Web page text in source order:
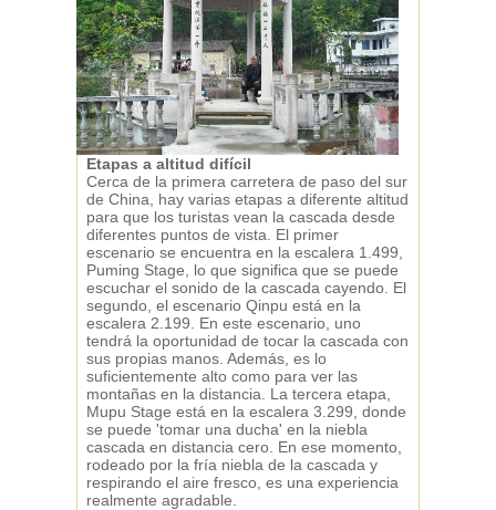
Etapas a altitud difícil
Cerca de la primera carretera de paso del sur
de China, hay varias etapas a diferente altitud
para que los turistas vean la cascada desde
diferentes puntos de vista. El primer
escenario se encuentra en la escalera 1.499,
Puming Stage, lo que significa que se puede
escuchar el sonido de la cascada cayendo. El
segundo, el escenario Qinpu está en la
escalera 2.199. En este escenario, uno
tendrá la oportunidad de tocar la cascada con
sus propias manos. Además, es lo
suficientemente alto como para ver las
montañas en la distancia. La tercera etapa,
Mupu Stage está en la escalera 3.299, donde
se puede 'tomar una ducha' en la niebla
cascada en distancia cero. En ese momento,
rodeado por la fría niebla de la cascada y
respirando el aire fresco, es una experiencia
realmente agradable.